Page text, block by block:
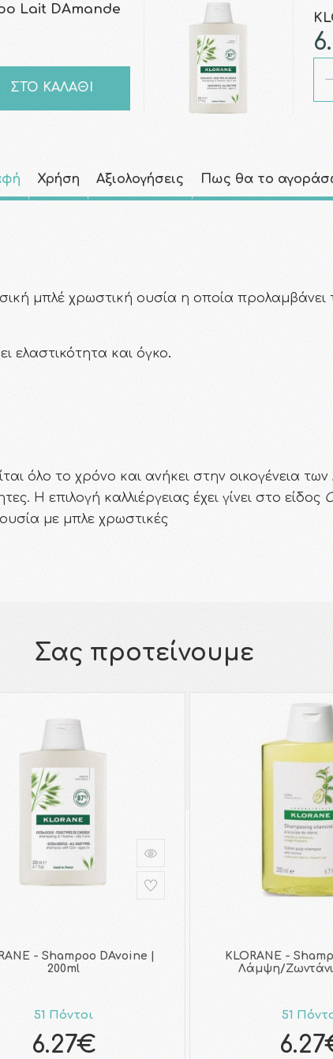
Lait DAmande
ΣΤΟ ΚΑΛΑΘΙ
Χρήση Αξιολογήσεις Πως θα το
μπλέ χρωστική ουσία η οποία προλαμβάνει
ελαστικότητα και όγκο.
όλο το χρόνο και ανήκει στην οικογένεια
Η επιλογή καλλιέργειας έχει γίνει στο είδος
με μπλε χρωστικές
Σας προτείνουμε
- Shampoo DAvoine |
200ml
51 Πόντοι
6.27€
KLORANE -
Λάμψη/
51